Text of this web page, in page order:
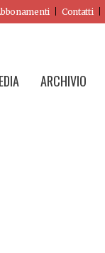
Contatti
ARCHIVIO